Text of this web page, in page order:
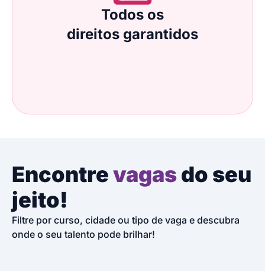
Todos os
direitos garantidos
Encontrevagasdo seu
jeito!
Filtre por curso, cidade ou tipo de vaga e descubra
onde o seu talento pode brilhar!